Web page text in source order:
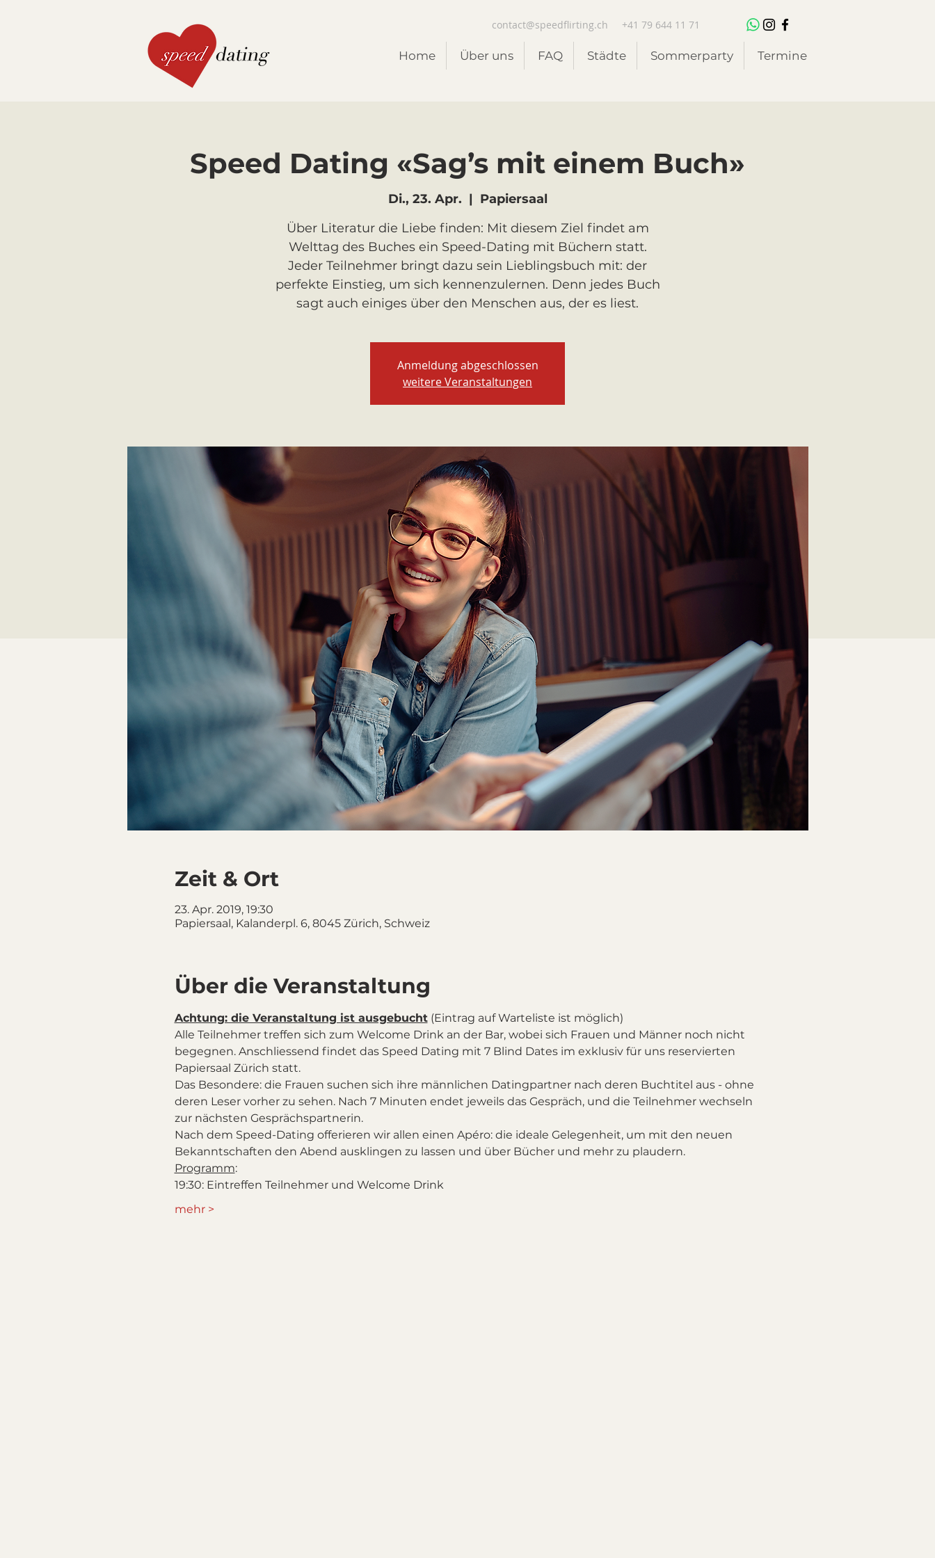
contact@speedflirting.ch +41 79 644 11 71
Home Über uns FAQ Städte Sommerparty Termine
Speed Dating «Sag’s mit einem Buch»
Di., 23. Apr.
  |
Papiersaal
Über Literatur die Liebe finden: Mit diesem Ziel findet am
Welttag des Buches ein Speed-Dating mit Büchern statt.
Jeder Teilnehmer bringt dazu sein Lieblingsbuch mit: der
perfekte Einstieg, um sich kennenzulernen. Denn jedes Buch
sagt auch einiges über den Menschen aus, der es liest.
Anmeldung abgeschlossen
weitere Veranstaltungen
Zeit & Ort
23. Apr. 2019, 19:30
Papiersaal, Kalanderpl. 6, 8045 Zürich, Schweiz
Über die Veranstaltung
Achtung: die Veranstaltung ist ausgebucht (Eintrag auf Warteliste ist möglich)
Alle Teilnehmer treffen sich zum Welcome Drink an der Bar, wobei sich Frauen und Männer noch nicht
begegnen. Anschliessend findet das Speed Dating mit 7 Blind Dates im exklusiv für uns reservierten
Papiersaal Zürich statt.
Das Besondere: die Frauen suchen sich ihre männlichen Datingpartner nach deren Buchtitel aus - ohne
deren Leser vorher zu sehen. Nach 7 Minuten endet jeweils das Gespräch, und die Teilnehmer wechseln
zur nächsten Gesprächspartnerin.
Nach dem Speed-Dating offerieren wir allen einen Apéro: die ideale Gelegenheit, um mit den neuen
Bekanntschaften den Abend ausklingen zu lassen und über Bücher und mehr zu plaudern.
Programm:
19:30: Eintreffen Teilnehmer und Welcome Drink
mehr >